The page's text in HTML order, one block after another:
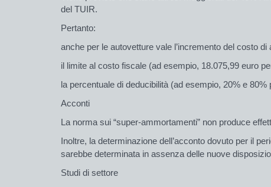
del TUIR.
Pertanto:
anche per le autovetture vale l’incremento del costo di
il limite al costo fiscale (ad esempio, 18.075,99 euro
la percentuale di deducibilità (ad esempio, 20% e
Acconti
La norma sui “super-ammortamenti” non produce
Inoltre, la determinazione dell’acconto dovuto per il
sarebbe determinata in assenza delle nuove
Studi di settore